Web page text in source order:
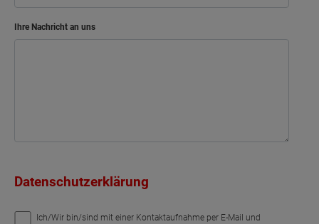
Ihre Nachricht an uns
Datenschutzerklärung
Ich/Wir bin/sind mit einer Kontaktaufnahme per E-Mail und